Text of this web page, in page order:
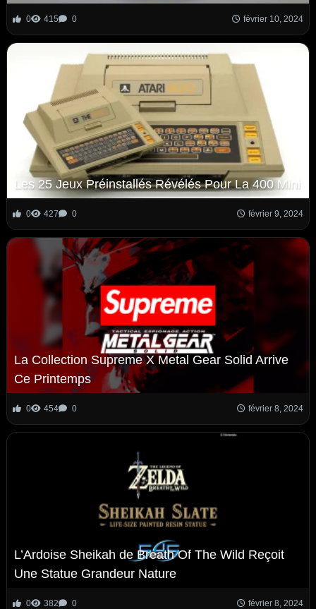
0 415 0 février 10, 2024
Les 25 Jeux Préinstallés Révélés Pour La 400 Mini
0 427 0 février 9, 2024
La Collection Supreme X Metal Gear Solid Arrive
Ce Printemps
0 454 0 février 8, 2024
L’Ardoise Sheikah de Breath Of The Wild Reçoit
Une Statue Grandeur Nature
0 382 0 février 8, 2024